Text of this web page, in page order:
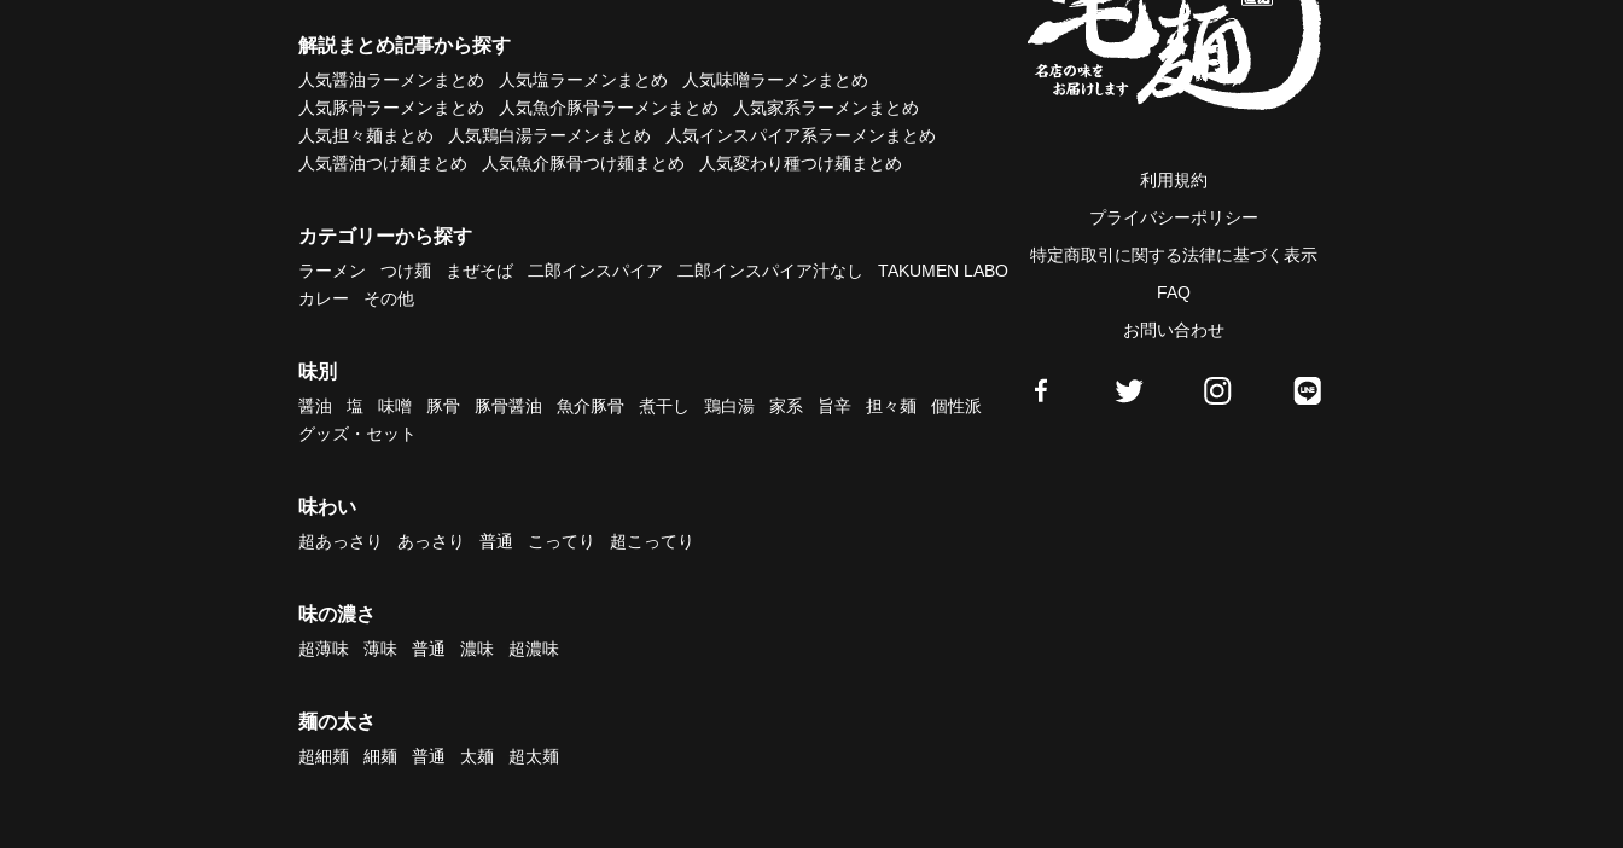
解説まとめ記事から探す
人気醤油ラーメンまとめ 人気塩ラーメンまとめ
人気味噌ラーメンまとめ
人気豚骨ラーメンまとめ
人気魚介豚骨ラーメンまとめ
人気家系ラーメンまとめ
人気担々麺まとめ
人気鶏白湯ラーメンまとめ
人気インスパイア系ラーメンまとめ
人気醤油つけ麺まとめ
人気魚介豚骨つけ麺まとめ 人気変わり種つけ麺まとめ
カテゴリーから探す
ラーメン つけ麺 まぜそば 二郎インスパイア 二郎インスパイア汁なし
TAKUMEN LABO
カレー
その他
味別
醤油 塩 味噌 豚骨 豚骨醤油 魚介豚骨 煮干し 鶏白湯 家系 旨辛 担々麺
個性派
グッズ・セット
味わい
超あっさり あっさり 普通 こってり 超こってり
味の濃さ
超薄味 薄味 普通 濃味 超濃味
麺の太さ
超細麺 細麺 普通 太麺 超太麺
利用規約
プライバシーポリシー
特定商取引に関する法律に基づく表示
FAQ
お問い合わせ